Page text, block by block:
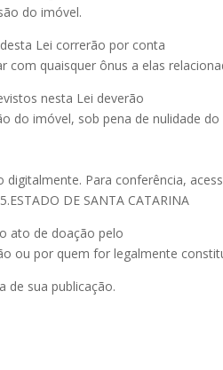
do imóvel.
Lei correrão por conta
com quaisquer ônus a elas
nesta Lei deverão
do imóvel, sob pena de nulidade do
digitalmente. Para conferência,
DE SANTA CATARINA
ato de doação pelo
ou por quem for legalmente
de sua publicação.